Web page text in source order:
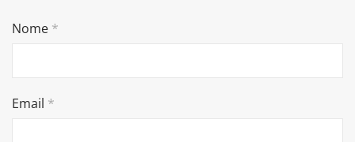
Nome *
Email *